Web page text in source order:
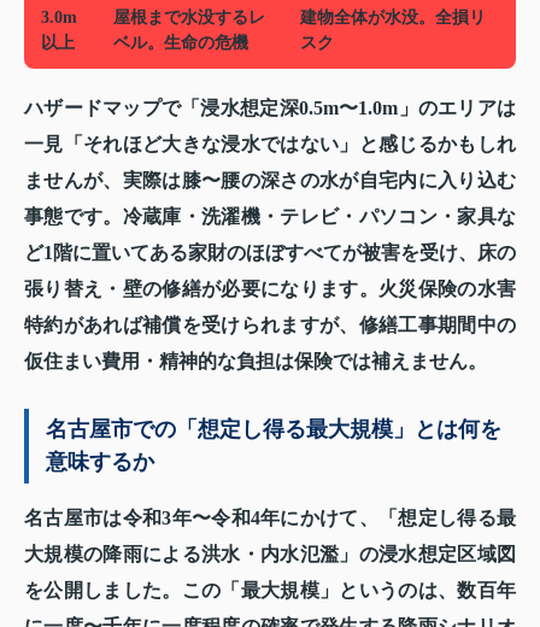
3.0m
以上
屋根まで水没するレ
ベル。生命の危機
建物全体が水没。全損リ
スク
ハザードマップで「浸水想定深0.5m〜1.0m」のエリアは
一見「それほど大きな浸水ではない」と感じるかもしれ
ませんが、実際は膝〜腰の深さの水が自宅内に入り込む
事態です。冷蔵庫・洗濯機・テレビ・パソコン・家具な
ど1階に置いてある家財のほぼすべてが被害を受け、床の
張り替え・壁の修繕が必要になります。火災保険の水害
特約があれば補償を受けられますが、修繕工事期間中の
仮住まい費用・精神的な負担は保険では補えません。
名古屋市での「想定し得る最大規模」とは何を
意味するか
名古屋市は令和3年〜令和4年にかけて、「想定し得る最
大規模の降雨による洪水・内水氾濫」の浸水想定区域図
を公開しました。この「最大規模」というのは、数百年